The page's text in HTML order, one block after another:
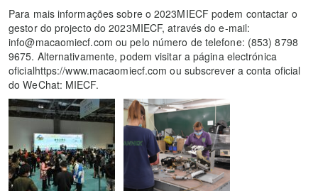
Para mais informações sobre o 2023MIECF podem contactar o
gestor do projecto do 2023MIECF, através do e-mail:
info@macaomiecf.com ou pelo número de telefone: (853) 8798
9675. Alternativamente, podem visitar a página electrónica
oficialhttps://www.macaomiecf.com ou subscrever a conta oficial
do WeChat: MIECF.